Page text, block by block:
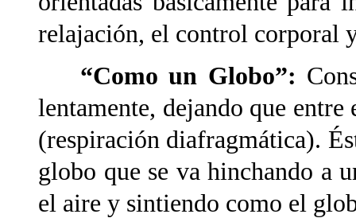
relajación, el control corporal
“Como un Globo”:
lentamente, dejando que
(respiración diafragmática).
globo que se va hinchando a
el aire y sintiendo como el